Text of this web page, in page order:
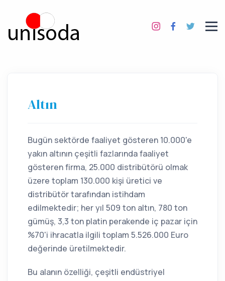
Altın
Bugün sektörde faaliyet gösteren 10.000'e
yakın altının çeşitli fazlarında faaliyet
gösteren firma, 25.000 distribütörü olmak
üzere toplam 130.000 kişi üretici ve
distribütör tarafından istihdam
edilmektedir; her yıl 509 ton altın, 780 ton
gümüş, 3,3 ton platin perakende iç pazar için
%70'i ihracatla ilgili toplam 5.526.000 Euro
değerinde üretilmektedir.
Bu alanın özelliği, çeşitli endüstriyel